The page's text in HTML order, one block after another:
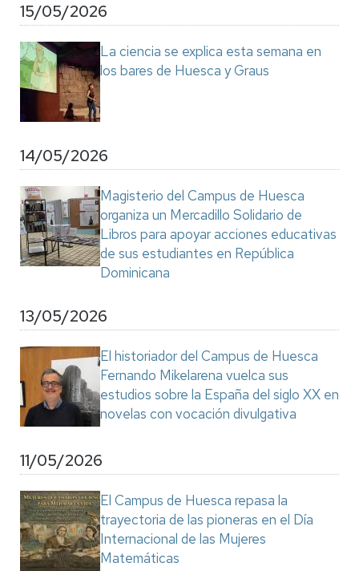
15/05/2026
La ciencia se explica esta semana en
los bares de Huesca y Graus
14/05/2026
Magisterio del Campus de Huesca
organiza un Mercadillo Solidario de
Libros para apoyar acciones educativas
de sus estudiantes en República
Dominicana
13/05/2026
El historiador del Campus de Huesca
Fernando Mikelarena vuelca sus
estudios sobre la España del siglo XX en
novelas con vocación divulgativa
11/05/2026
El Campus de Huesca repasa la
trayectoria de las pioneras en el Día
Internacional de las Mujeres
Matemáticas